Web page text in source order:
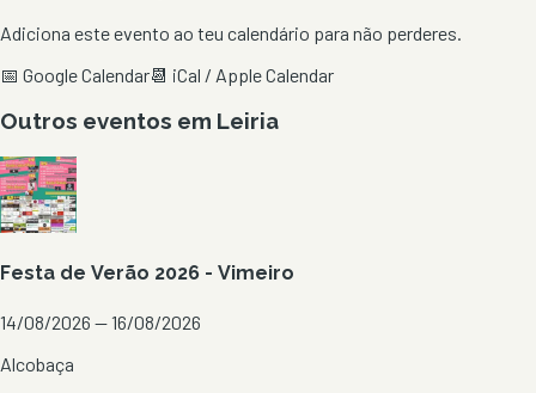
Adiciona este evento ao teu calendário para não perderes.
📅 Google Calendar📆 iCal / Apple Calendar
Outros eventos em Leiria
Festa de Verão 2026 - Vimeiro
14/08/2026 — 16/08/2026
Alcobaça